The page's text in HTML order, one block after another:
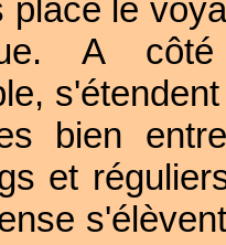
placé le
A
bien
et